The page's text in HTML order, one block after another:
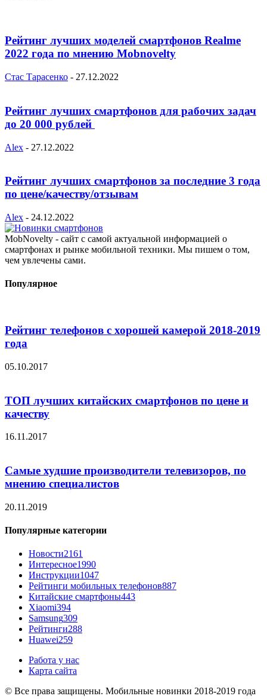
Рейтинг лучших моделей смартфонов Realme
2022 года по мнению Mobnovelty
Стас Тарасенко - 27.12.2022
Рейтинг лучших смартфонов для рабочих задач
до 20 000 рублей
Alex - 27.12.2022
Рейтинг лучших смартфонов за последние 3 года
по цене/качеству/отзывам
Alex - 24.12.2022
MobNovelty - сайт с самой актуальной информацией о
смартфонах и рынке мобильной техники. Мы пишем о том,
чем увлечены сами.
Популярное
Рейтинг телефонов с хорошей камерой 2018-2019
года
05.10.2017
ТОП лучших китайских смартфонов по цене и
качеству
16.11.2017
Самые худшие производители телевизоров, по
мнению специалистов
20.11.2019
Популярные категории
Новости2161
Интересное1990
Инструкции1047
Рейтинги мобильных телефонов887
Китайские смартфоны443
Xiaomi394
Samsung309
Рейтинги288
Huawei259
Работа у нас
Карта сайта
© Все права защищены. Мобильные новинки 2018-2019 года